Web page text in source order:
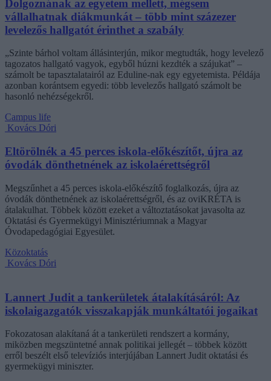
Dolgoznának az egyetem mellett, mégsem
vállalhatnak diákmunkát – több mint százezer
levelezős hallgatót érinthet a szabály
„Szinte bárhol voltam állásinterjún, mikor megtudták, hogy levelező
tagozatos hallgató vagyok, egyből húzni kezdték a szájukat” –
számolt be tapasztalatairól az Eduline-nak egy egyetemista. Példája
azonban korántsem egyedi: több levelezős hallgató számolt be
hasonló nehézségekről.
Campus life
Kovács Dóri
Eltörölnék a 45 perces iskola-előkészítőt, újra az
óvodák dönthetnének az iskolaérettségről
Megszűnhet a 45 perces iskola-előkészítő foglalkozás, újra az
óvodák dönthetnének az iskolaérettségről, és az oviKRÉTA is
átalakulhat. Többek között ezeket a változtatásokat javasolta az
Oktatási és Gyermekügyi Minisztériumnak a Magyar
Óvodapedagógiai Egyesület.
Közoktatás
Kovács Dóri
Lannert Judit a tankerületek átalakításáról: Az
iskolaigazgatók visszakapják munkáltatói jogaikat
Fokozatosan alakítaná át a tankerületi rendszert a kormány,
miközben megszüntetné annak politikai jellegét – többek között
erről beszélt első televíziós interjújában Lannert Judit oktatási és
gyermekügyi miniszter.